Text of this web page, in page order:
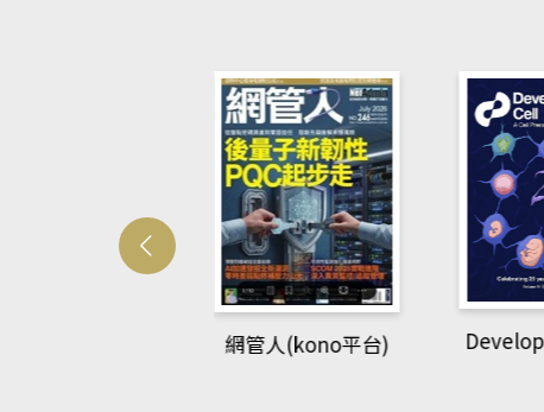
Developmetal cell